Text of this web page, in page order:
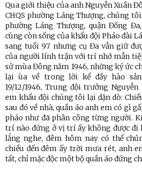
Qua giới thiệu của anh Nguyễn Xuân
CHQS phường Láng Thượng, chúng
phường Láng Thượng, quận Đống
cùng còn sống của khẩu đội Pháo đài
sang tuổi 97 nhưng cụ Đa vẫn giữ
của người lính trận với trí nhớ mẫn
sử mùa Đông năm 1946, những ký ức
lại ùa về trong lời kể đầy hào
19/12/1946, Trung đội trưởng
em khẩu đội chúng tôi lại dặn dò:
sau đó về nhà, quần áo anh em có gì
pháo như đã phân công từng người.
trí nào đứng ở vị trí ấy không được đi
lắng nghe, đêm hôm nay có thể
chiều đến đêm ấy trời mưa rét, anh
tất, chỉ mặc độc một bộ quần áo đứng